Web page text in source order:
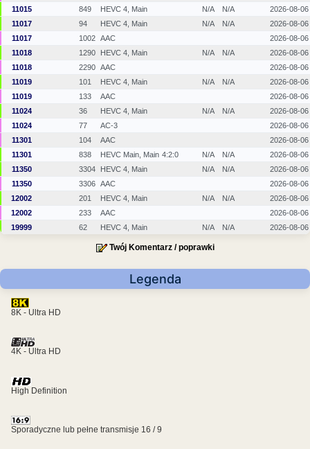
11015
849 HEVC 4, Main N/A N/A
2026-08-06
11017
94 HEVC 4, Main N/A N/A
2026-08-06
11017
1002 AAC
2026-08-06
11018
1290 HEVC 4, Main N/A N/A
2026-08-06
11018
2290 AAC
2026-08-06
11019
101 HEVC 4, Main N/A N/A
2026-08-06
11019
133 AAC
2026-08-06
11024
36 HEVC 4, Main N/A N/A
2026-08-06
11024
77 AC-3
2026-08-06
11301
104 AAC
2026-08-06
11301
838 HEVC Main, Main 4:2:0 N/A N/A
2026-08-06
11350
3304 HEVC 4, Main N/A N/A
2026-08-06
11350
3306 AAC
2026-08-06
12002
201 HEVC 4, Main N/A N/A
2026-08-06
12002
233 AAC
2026-08-06
19999
62 HEVC 4, Main N/A N/A 2026-08-06
Twój Komentarz / poprawki
Legenda
8K - Ultra HD
4K - Ultra HD
High Definition
Sporadyczne lub pełne transmisje 16 / 9